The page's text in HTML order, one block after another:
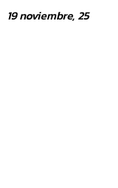
19 noviembre, 25